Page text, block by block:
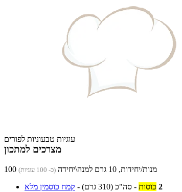
עוגיות טבעוניות לפורים
מצרכים למתכון
100 מנות/יחידות, 10 גרם למנה\יחידה (כ- 100 עוגיות)
קמח כוסמין מלא - 2 כוסות - סה"כ (310 גרם)